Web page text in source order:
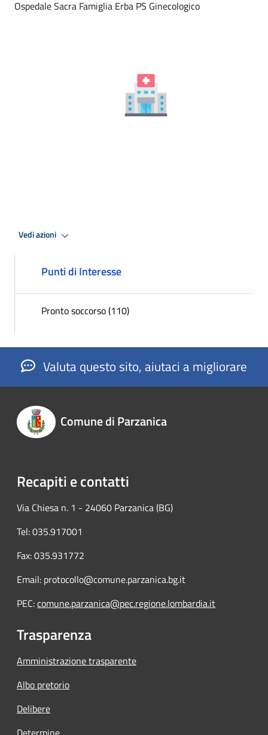
Ospedale Sacra Famiglia Erba PS Ginecologico
Vedi azioni
Punti di Interesse
Pronto soccorso (110)
Valuta questo sito, aiutaci a migliorare
Comune di Parzanica
Recapiti e contatti
Via Chiesa n. 1 - 24060 Parzanica (BG)
Tel: 035.917001
Fax: 035.931772
Email: protocollo@comune.parzanica.bg.it
PEC:comune.parzanica@pec.regione.lombardia.it
Trasparenza
Amministrazione trasparente
Albo pretorio
Delibere